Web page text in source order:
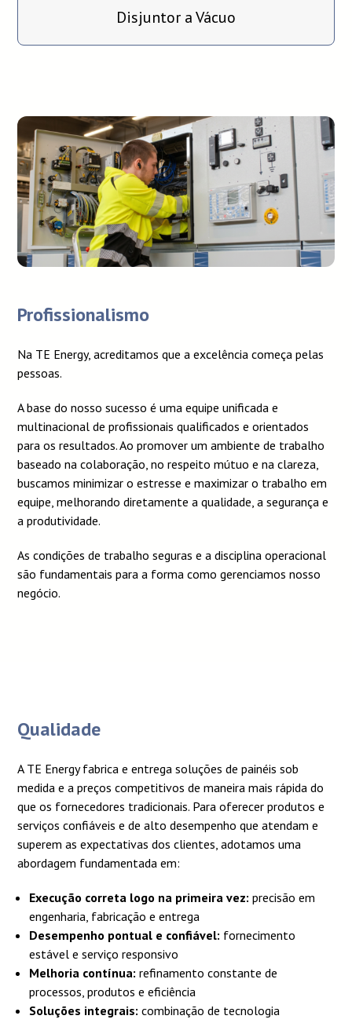
Disjuntor a Vácuo
Profissionalismo
Na TE Energy, acreditamos que a excelência começa pelas
pessoas.
A base do nosso sucesso é uma equipe unificada e
multinacional de profissionais qualificados e orientados
para os resultados. Ao promover um ambiente de trabalho
baseado na colaboração, no respeito mútuo e na clareza,
buscamos minimizar o estresse e maximizar o trabalho em
equipe, melhorando diretamente a qualidade, a segurança e
a produtividade.
As condições de trabalho seguras e a disciplina operacional
são fundamentais para a forma como gerenciamos nosso
negócio.
Qualidade
A TE Energy fabrica e entrega soluções de painéis sob
medida e a preços competitivos de maneira mais rápida do
que os fornecedores tradicionais. Para oferecer produtos e
serviços confiáveis e de alto desempenho que atendam e
superem as expectativas dos clientes, adotamos uma
abordagem fundamentada em:
Execução correta logo na primeira vez: precisão em
engenharia, fabricação e entrega
Desempenho pontual e confiável: fornecimento
estável e serviço responsivo
Melhoria contínua: refinamento constante de
processos, produtos e eficiência
Soluções integrais: combinação de tecnologia